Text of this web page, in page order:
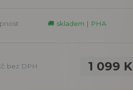
🚚 skladem | PHA
1 099
bez DPH